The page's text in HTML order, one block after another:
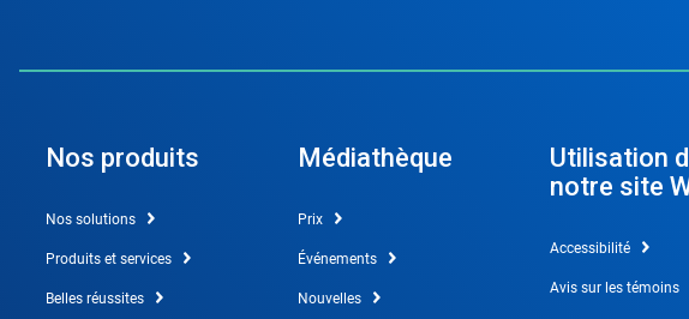
Nos produits
Nos solutions
Produits et services
Belles réussites
Médiathèque
Prix
Événements
Nouvelles
Utilisation
notre site
Accessibilité
Avis sur les témoins